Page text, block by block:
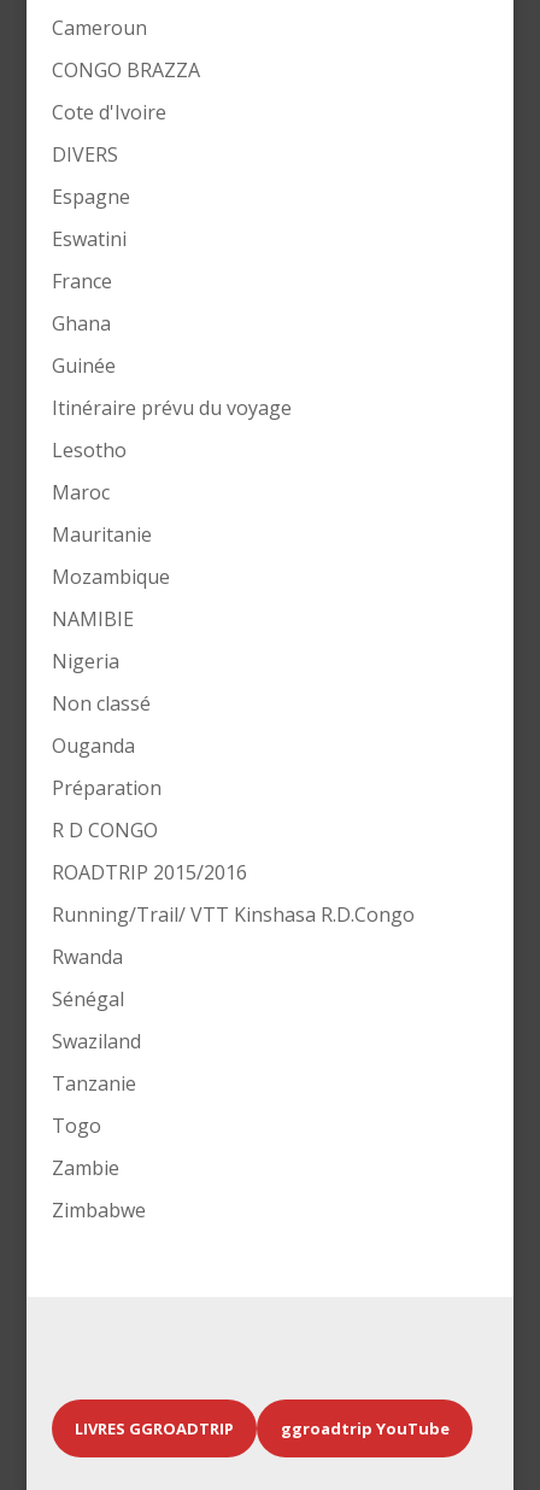
Cameroun
CONGO BRAZZA
Cote d'Ivoire
DIVERS
Espagne
Eswatini
France
Ghana
Guinée
Itinéraire prévu du voyage
Lesotho
Maroc
Mauritanie
Mozambique
NAMIBIE
Nigeria
Non classé
Ouganda
Préparation
R D CONGO
ROADTRIP 2015/2016
Running/Trail/ VTT Kinshasa R.D.Congo
Rwanda
Sénégal
Swaziland
Tanzanie
Togo
Zambie
Zimbabwe
LIVRES GGROADTRIP ggroadtrip YouTube